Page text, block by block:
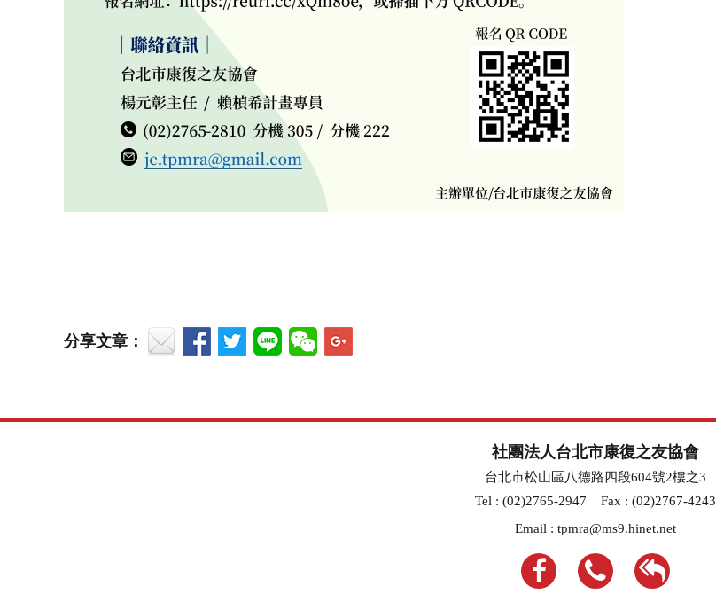
分享文章：
社團法人台北市康復之友協會
台北市松山區八德路四段604號2樓之3
Tel : (02)2765-2947
Fax : (02)2767-4243
Email : tpmra@ms9.hinet.net